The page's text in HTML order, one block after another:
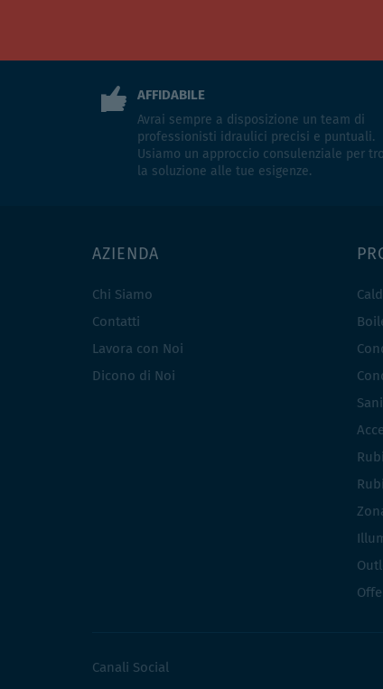
AFFIDABILE
Avrai sempre a disposizione un team di
professionisti idraulici precisi e puntuali.
Usiamo un approccio consulenziale per
la soluzione alle tue esigenze.
AZIENDA
Chi Siamo
Contatti
Lavora con Noi
Dicono di Noi
Canali Social